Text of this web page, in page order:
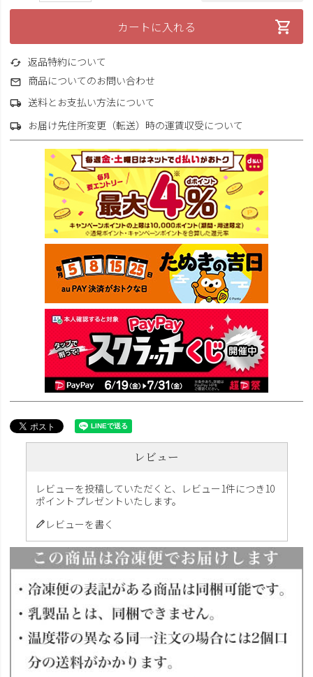
カートに入れる
返品特約について
商品についてのお問い合わせ
送料とお支払い方法について
お届け先住所変更（転送）時の運賃収受について
レビュー
レビューを投稿していただくと、レビュー1件につき10
ポイントプレゼントいたします。
レビューを書く